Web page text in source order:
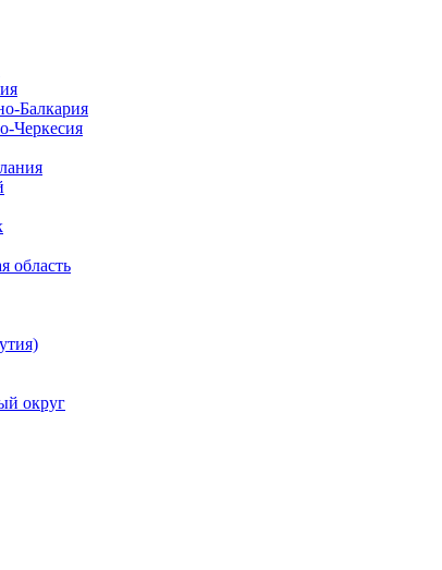
Балкария
Черкесия
область
округ